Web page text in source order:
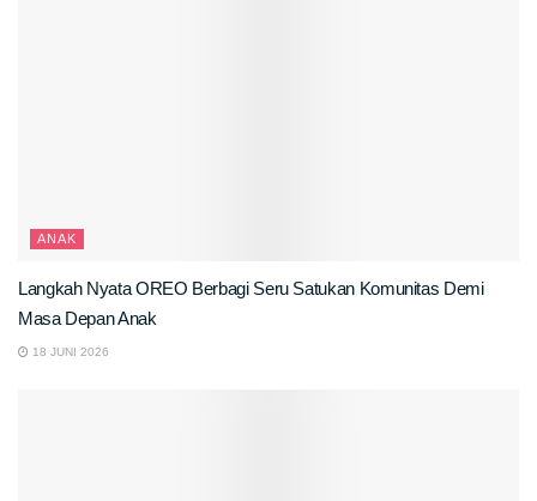
ANAK
Langkah Nyata OREO Berbagi Seru Satukan Komunitas Demi
Masa Depan Anak
18 JUNI 2026